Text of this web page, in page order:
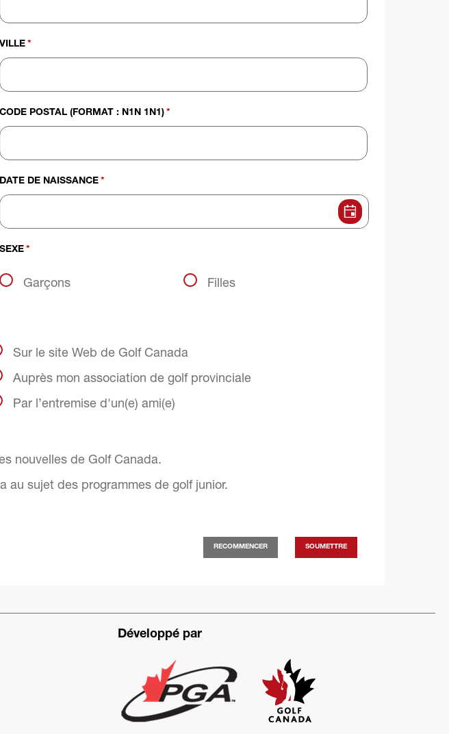
VILLE *
CODE POSTAL (FORMAT : N1N 1N1) *
DATE DE NAISSANCE *
SEXE *
Garçons Filles
Sur le site Web de Golf Canada
Auprès mon association de golf provinciale
Par l’entremise d'un(e) ami(e)
nouvelles de Golf Canada.
sujet des programmes de golf junior.
Développé par